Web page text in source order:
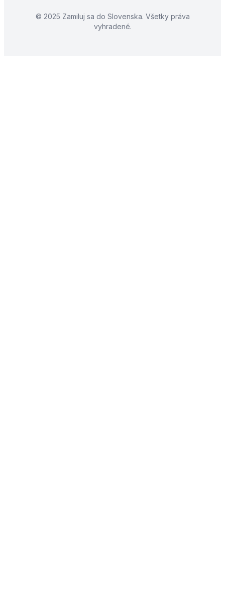
© 2025 Zamiluj sa do Slovenska. Všetky práva
vyhradené.